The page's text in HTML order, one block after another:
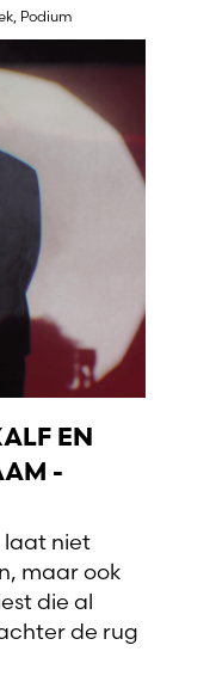
Podium
EN
-
laat niet
maar ook
die al
de rug